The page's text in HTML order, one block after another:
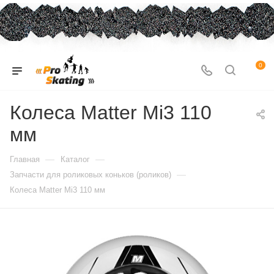
0
Колеса Matter Mi3 110
мм
Главная — Каталог —
Запчасти для роликовых коньков (роликов) —
Колеса Matter Mi3 110 мм